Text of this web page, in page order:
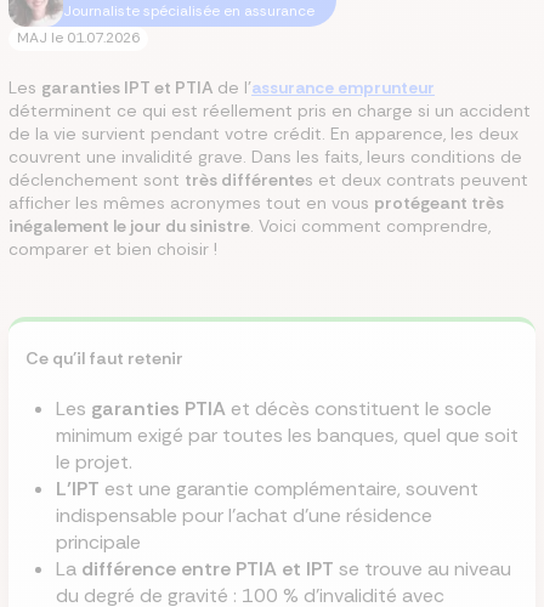
Journaliste spécialisée en assurance
MAJ le 01.07.2026
Les garanties IPT et PTIA de l'assurance emprunteur
déterminent ce qui est réellement pris en charge si un accident
de la vie survient pendant votre crédit. En apparence, les deux
couvrent une invalidité grave. Dans les faits, leurs conditions de
déclenchement sont très différentes et deux contrats peuvent
afficher les mêmes acronymes tout en vous protégeant très
inégalement le jour du sinistre. Voici comment comprendre,
comparer et bien choisir !
Ce qu'il faut retenir
Les garanties PTIAet décès constituent le socle
minimum exigé par toutes les banques, quel que soit
le projet.
L’IPT est une garantie complémentaire, souvent
indispensable pour l'achat d'une résidence
principale
La différence entre PTIA et IPT se trouve au niveau
du degré de gravité : 100 % d'invalidité avec